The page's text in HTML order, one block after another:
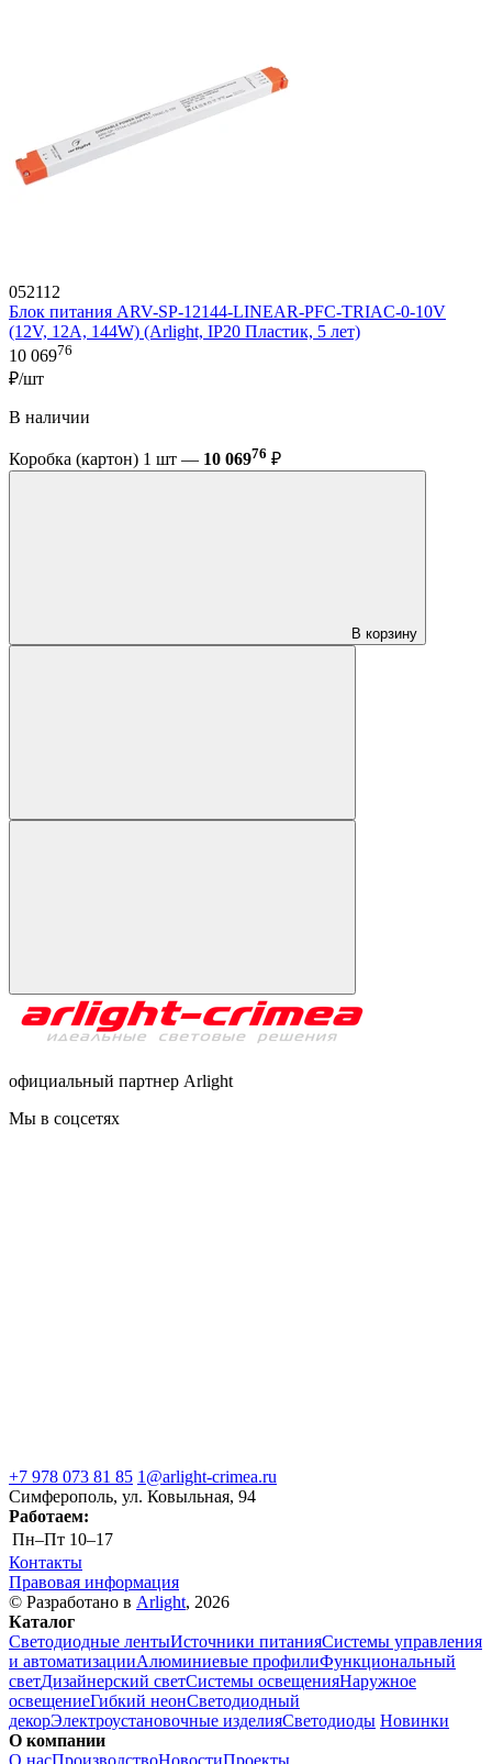
052112
Блок питания ARV-SP-12144-LINEAR-PFC-TRIAC-0-10V
(12V, 12A, 144W) (Arlight, IP20 Пластик, 5 лет)
10 06976
₽/шт
В наличии
Коробка (картон) 1 шт — 10 06976 ₽
В корзину
официальный партнер Arlight
Мы в соцсетях
+7 978 073 81 85 1@arlight-crimea.ru
Симферополь, ул. Ковыльная, 94
Работаем:
Пн–Пт 10–17
Контакты
Правовая информация
© Разработано в Arlight, 2026
Каталог
Светодиодные лентыИсточники питанияСистемы управления
и автоматизацииАлюминиевые профилиФункциональный
светДизайнерский светСистемы освещенияНаружное
освещениеГибкий неонСветодиодный
декорЭлектроустановочные изделияСветодиоды Новинки
О компании